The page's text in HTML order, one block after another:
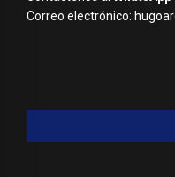
Correo electrónico: